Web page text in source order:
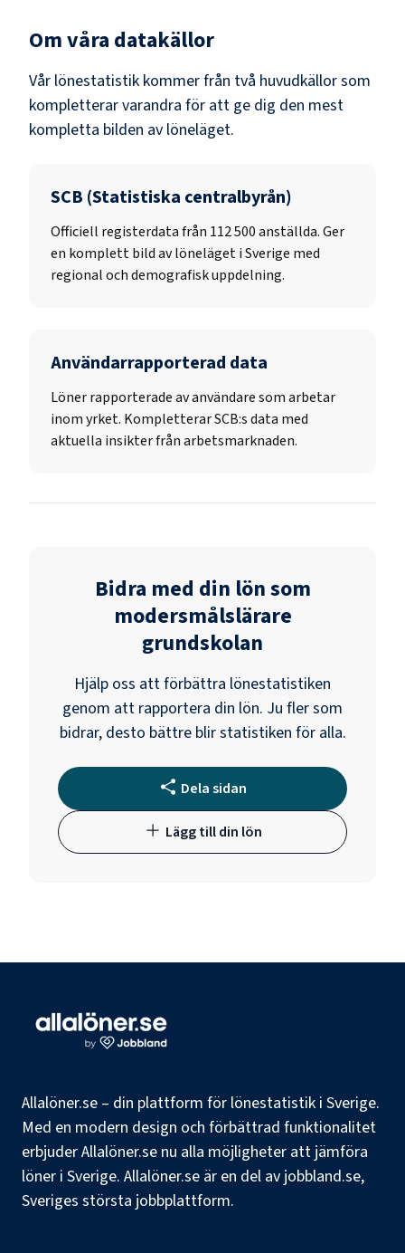
Om våra datakällor
Vår lönestatistik kommer från två huvudkällor som
kompletterar varandra för att ge dig den mest
kompletta bilden av löneläget.
SCB (Statistiska centralbyrån)
Officiell registerdata från 112 500anställda. Ger
en komplett bild av löneläget i Sverige med
regional och demografisk uppdelning.
Användarrapporterad data
Löner rapporterade av användare som arbetar
inom yrket. Kompletterar SCB:s data med
aktuella insikter från arbetsmarknaden.
Bidra med din lön som
modersmålslärare
grundskolan
Hjälp oss att förbättra lönestatistiken
genom att rapportera din lön. Ju fler som
bidrar, desto bättre blir statistiken för alla.
Dela sidan
Lägg till din lön
Allalöner.se – din plattform för lönestatistik i Sverige.
Med en modern design och förbättrad funktionalitet
erbjuder Allalöner.se nu alla möjligheter att jämföra
löner i Sverige. Allalöner.se är en del av jobbland.se,
Sveriges största jobbplattform.